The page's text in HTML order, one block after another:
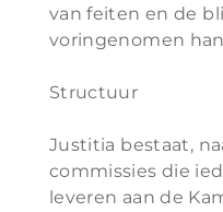
van feiten en de
voringenomen
Structuur
Justitia bestaat,
commissies die
leveren aan de